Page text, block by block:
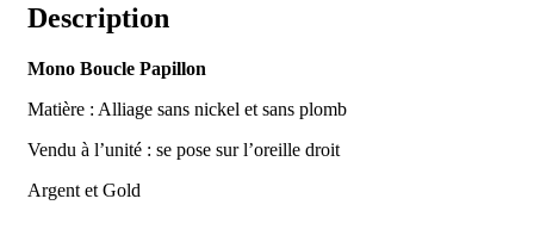
Description
Mono Boucle Papillon
Matière : Alliage sans nickel et sans plomb
Vendu à l’unité : se pose sur l’oreille droit
Argent et Gold